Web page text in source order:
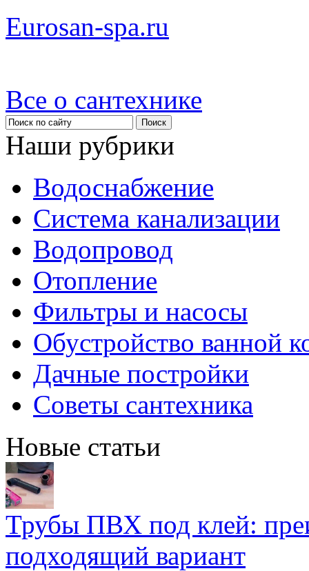
Eurosan-spa.ru
Все о сантехнике
Наши рубрики
Водоснабжение
Система канализации
Водопровод
Отопление
Фильтры и насосы
Обустройство ванной
Дачные постройки
Советы сантехника
Новые статьи
Трубы ПВХ под клей:
подходящий вариант